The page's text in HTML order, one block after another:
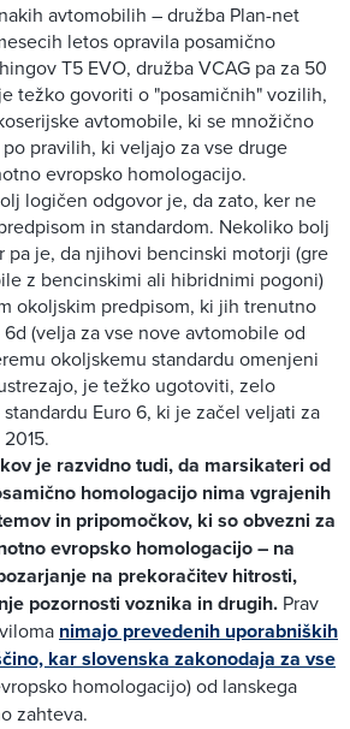
avtomobilih – družba Plan-net
letos opravila posamično
T5 EVO, družba VCAG pa za 50
težko govoriti o "posamičnih" vozilih,
avtomobile, ki se množično
pravilih, ki veljajo za vse druge
evropsko homologacijo.
logičen odgovor je, da zato, ker ne
in standardom. Nekoliko bolj
pa je, da njihovi bencinski motorji (gre
z bencinskimi ali hibridnimi pogoni)
okoljskim predpisom, ki jih trenutno
(velja za vse nove avtomobile od
okoljskemu standardu omenjeni
je težko ugotoviti, zelo
Euro 6, ki je začel veljati za
je razvidno tudi, da marsikateri od
homologacijo nima vgrajenih
in pripomočkov, ki so obvezni za
evropsko homologacijo – na
na prekoračitev hitrosti,
pozornosti voznika in drugih. Prav
nimajo prevedenih uporabniških
kar slovenska zakonodaja za vse
homologacijo) od lanskega
zahteva.